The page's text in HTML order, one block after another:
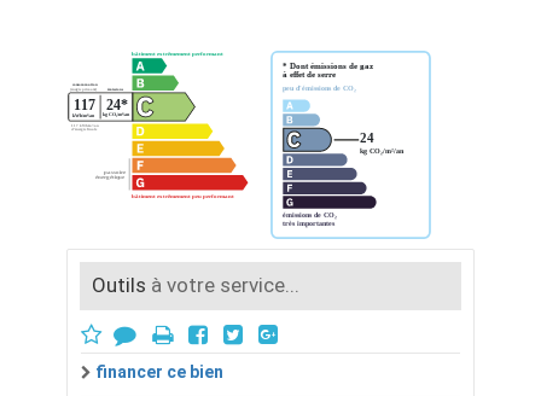
Outils à votre service...
financer ce bien